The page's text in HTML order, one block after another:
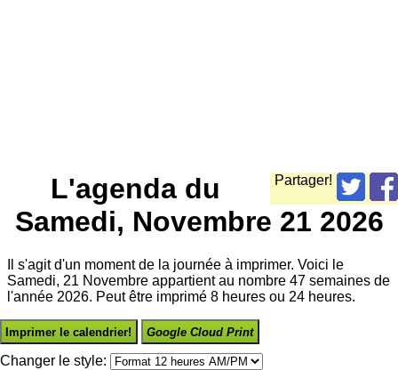
Partager!
L'agenda du
Samedi, Novembre 21 2026
Il s'agit d'un moment de la journée à imprimer. Voici le
Samedi, 21 Novembre appartient au nombre 47 semaines de
l'année 2026. Peut être imprimé 8 heures ou 24 heures.
Imprimer le calendrier! Google Cloud Print
Changer le style: